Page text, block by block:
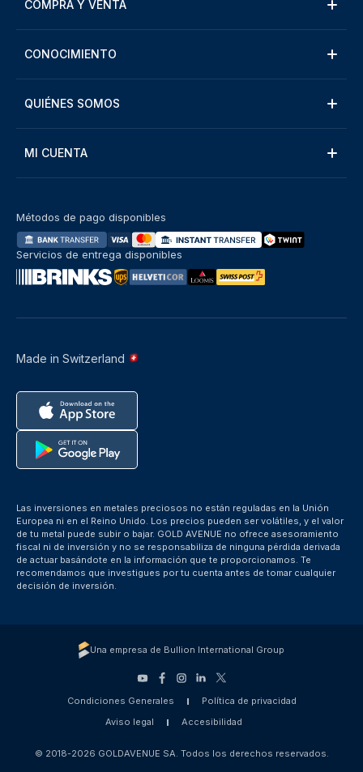
COMPRA Y VENTA
CONOCIMIENTO
QUIÉNES SOMOS
MI CUENTA
Made in Switzerland
Métodos de pago disponibles
Servicios de entrega disponibles
Las inversiones en metales preciosos no están reguladas en la Unión
Europea ni en el Reino Unido. Los precios pueden ser volátiles, y el valor
de tu metal puede subir o bajar. GOLD AVENUE no ofrece asesoramiento
fiscal ni de inversión y no se responsabiliza de ninguna pérdida derivada
de actuar basándote en la información que te proporcionamos. Te
recomendamos que investigues por tu cuenta antes de tomar cualquier
decisión de inversión.
Una empresa de Bullion International Group
Condiciones Generales
Política de privacidad
Aviso legal
Accesibilidad
© 2018-2026 GOLDAVENUE SA. Todos los derechos reservados.